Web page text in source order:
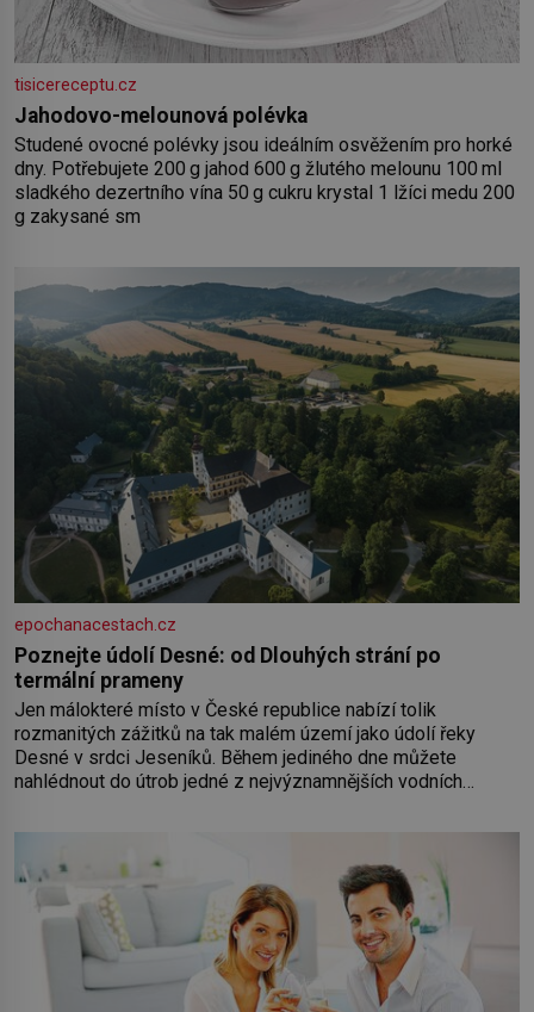
tisicereceptu.cz
Jahodovo-melounová polévka
Studené ovocné polévky jsou ideálním osvěžením pro horké
dny. Potřebujete 200 g jahod 600 g žlutého melounu 100 ml
sladkého dezertního vína 50 g cukru krystal 1 lžíci medu 200
g zakysané sm
epochanacestach.cz
Poznejte údolí Desné: od Dlouhých strání po
termální prameny
Jen málokteré místo v České republice nabízí tolik
rozmanitých zážitků na tak malém území jako údolí řeky
Desné v srdci Jeseníků. Během jediného dne můžete
nahlédnout do útrob jedné z nejvýznamnějších vodních
koloběžce a den zakončit poznáváním památek ve Velkých